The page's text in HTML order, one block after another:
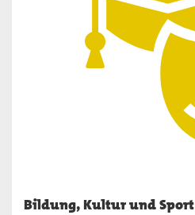
Bildung, Kultur und Sport